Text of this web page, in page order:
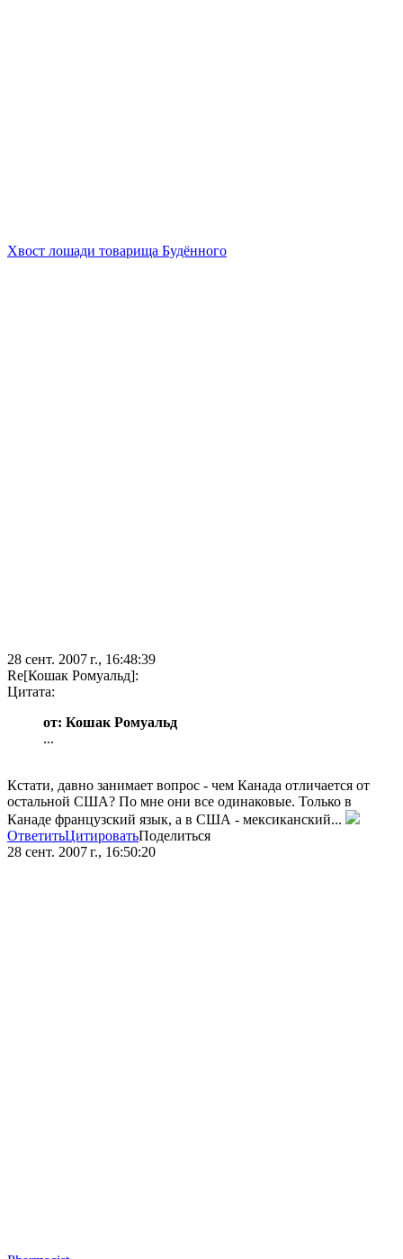
Хвост лошади товарища Будённого
28 сент. 2007 г., 16:48:39
Re[Кошак Ромуальд]:
Цитата:
от: Кошак Ромуальд
...
Кстати, давно занимает вопрос - чем Канада отличается от
остальной США? По мне они все одинаковые. Только в
Канаде французский язык, а в США - мексиканский...
ОтветитьЦитироватьПоделиться
28 сент. 2007 г., 16:50:20